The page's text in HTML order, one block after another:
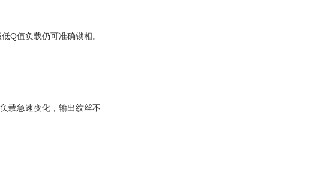
Q值负载仍可准确锁相。
载急速变化，输出纹丝不